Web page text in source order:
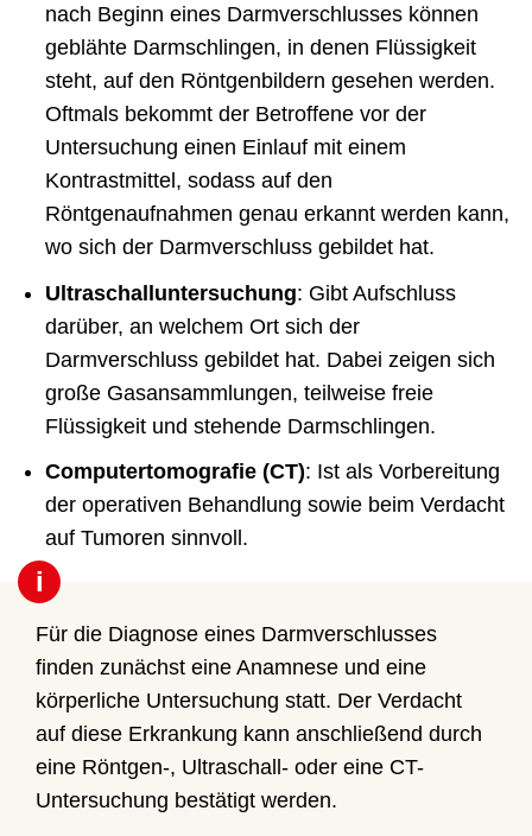
nach Beginn eines Darmverschlusses können
geblähte Darmschlingen, in denen Flüssigkeit
steht, auf den Röntgenbildern gesehen werden.
Oftmals bekommt der Betroffene vor der
Untersuchung einen Einlauf mit einem
Kontrastmittel, sodass auf den
Röntgenaufnahmen genau erkannt werden kann,
wo sich der Darmverschluss gebildet hat.
Ultraschalluntersuchung: Gibt Aufschluss
darüber, an welchem Ort sich der
Darmverschluss gebildet hat. Dabei zeigen sich
große Gasansammlungen, teilweise freie
Flüssigkeit und stehende Darmschlingen.
Computertomografie (CT): Ist als Vorbereitung
der operativen Behandlung sowie beim Verdacht
auf Tumoren sinnvoll.
i
Für die Diagnose eines Darmverschlusses
finden zunächst eine Anamnese und eine
körperliche Untersuchung statt. Der Verdacht
auf diese Erkrankung kann anschließend durch
eine Röntgen-, Ultraschall- oder eine CT-
Untersuchung bestätigt werden.